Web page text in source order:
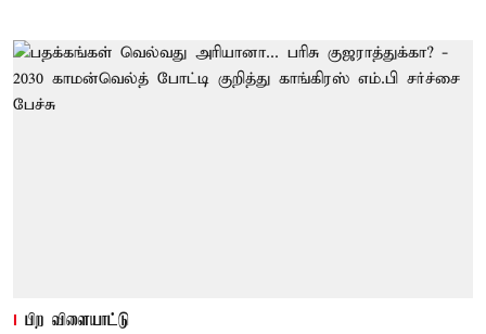
பிற விளையாட்டு